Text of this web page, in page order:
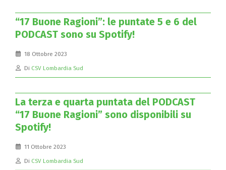
“17 Buone Ragioni”: le puntate 5 e 6 del
PODCAST sono su Spotify!
18 Ottobre 2023
Di CSV Lombardia Sud
La terza e quarta puntata del PODCAST
“17 Buone Ragioni” sono disponibili su
Spotify!
11 Ottobre 2023
Di CSV Lombardia Sud